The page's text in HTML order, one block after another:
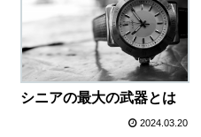
シニアの最大の武器とは
2024.03.20